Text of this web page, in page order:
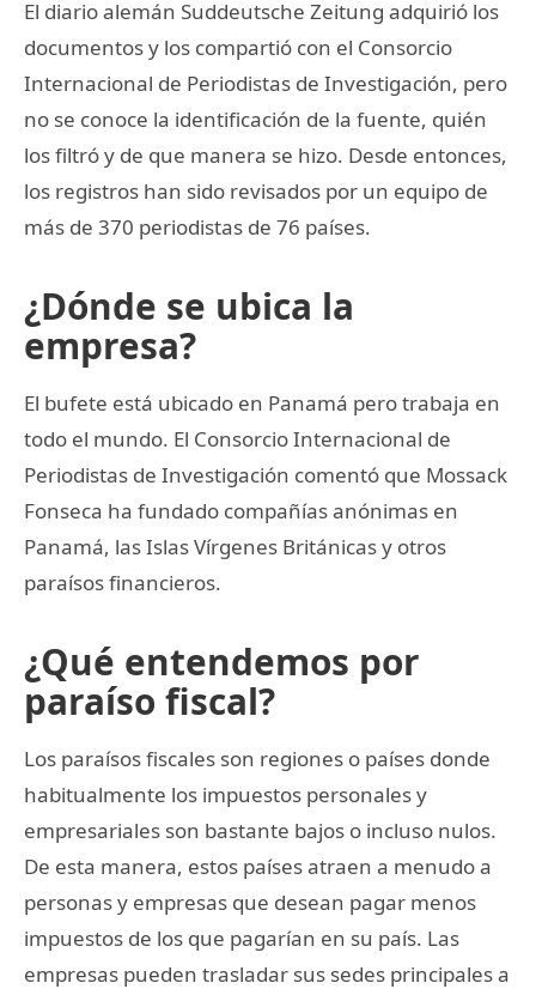
El diario alemán Suddeutsche Zeitung adquirió los
documentos y los compartió con el Consorcio
Internacional de Periodistas de Investigación, pero
no se conoce la identificación de la fuente, quién
los filtró y de que manera se hizo. Desde entonces,
los registros han sido revisados por un equipo de
más de 370 periodistas de 76 países.
¿Dónde se ubica la
empresa?
El bufete está ubicado en Panamá pero trabaja en
todo el mundo. El Consorcio Internacional de
Periodistas de Investigación comentó que Mossack
Fonseca ha fundado compañías anónimas en
Panamá, las Islas Vírgenes Británicas y otros
paraísos financieros.
¿Qué entendemos por
paraíso fiscal?
Los paraísos fiscales son regiones o países donde
habitualmente los impuestos personales y
empresariales son bastante bajos o incluso nulos.
De esta manera, estos países atraen a menudo a
personas y empresas que desean pagar menos
impuestos de los que pagarían en su país. Las
empresas pueden trasladar sus sedes principales a